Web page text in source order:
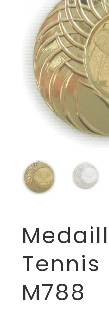
M788